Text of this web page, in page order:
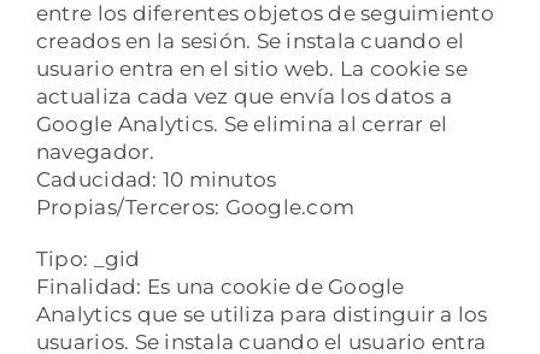
entre los diferentes objetos de seguimiento
creados en la sesión. Se instala cuando el
usuario entra en el sitio web. La cookie se
actualiza cada vez que envía los datos a
Google Analytics. Se elimina al cerrar el
navegador.
Caducidad: 10 minutos
Propias/Terceros: Google.com
Tipo: _gid
Finalidad: Es una cookie de Google
Analytics que se utiliza para distinguir a los
usuarios. Se instala cuando el usuario entra